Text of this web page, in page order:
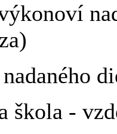
škola -